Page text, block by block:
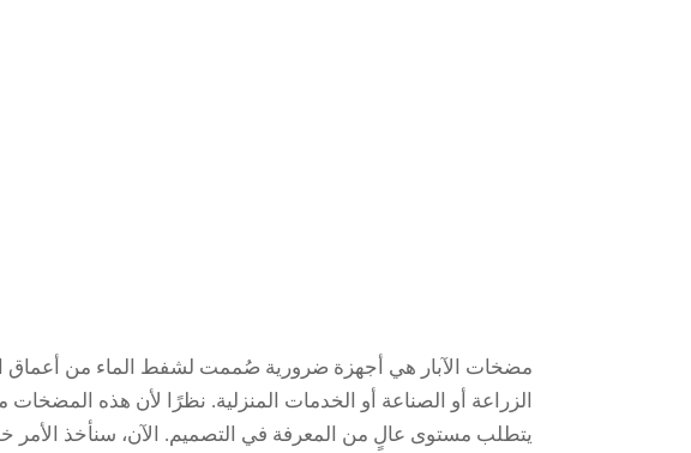
مضخات الآبار هي أجهزة ضرورية صُممت لشفط الماء من أعماق
الزراعة أو الصناعة أو الخدمات المنزلية. نظرًا لأن هذه
يتطلب مستوى عالٍ من المعرفة في التصميم. الآن، سنأخذ الأمر